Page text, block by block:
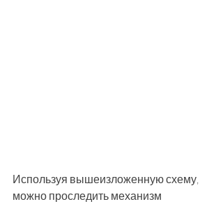
Используя вышеизложенную схему,
можно проследить механизм